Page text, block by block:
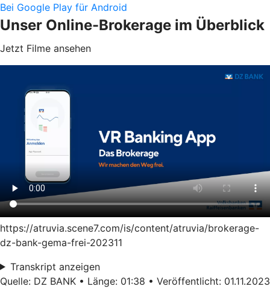
Bei Google Play für Android
Unser Online-Brokerage im Überblick
Jetzt Filme ansehen
https://atruvia.scene7.com/is/content/atruvia/brokerage-
dz-bank-gema-frei-202311
Transkript anzeigen
Quelle: DZ BANK • Länge: 01:38 • Veröffentlicht: 01.11.2023